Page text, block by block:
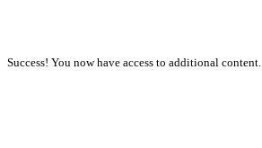
Success! You now have access to additional content.